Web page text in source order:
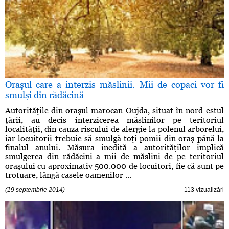
Oraşul care a interzis măslinii. Mii de copaci vor fi
smulşi din rădăcină
Autorităţile din oraşul marocan Oujda, situat în nord-estul
ţării, au decis interzicerea măslinilor pe teritoriul
localităţii, din cauza riscului de alergie la polenul arborelui,
iar locuitorii trebuie să smulgă toţi pomii din oraş până la
finalul anului. Măsura inedită a autorităţilor implică
smulgerea din rădăcini a mii de măslini de pe teritoriul
oraşului cu aproximativ 500.000 de locuitori, fie că sunt pe
trotuare, lângă casele oamenilor ...
(19 septembrie 2014) 113 vizualizări